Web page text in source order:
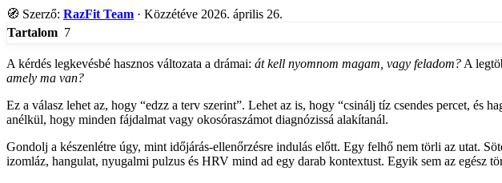
🧭 Szerző: RazFit Team · Közzétéve 2026. április 26.
Tartalom 7
A kérdés legkevésbé hasznos változata a drámai: át kell nyomnom magam, vagy feladom? A
amely ma van?
Ez a válasz lehet az, hogy “edzz a terv szerint”. Lehet az is, hogy “csinálj tíz csendes percet, és
anélkül, hogy minden fájdalmat vagy okosóraszámot diagnózissá alakítanál.
Gondolj a készenlétre úgy, mint időjárás-ellenőrzésre indulás előtt. Egy felhő nem törli az utat.
izomláz, hangulat, nyugalmi pulzus és HRV mind ad egy darab kontextust. Egyik sem az egész